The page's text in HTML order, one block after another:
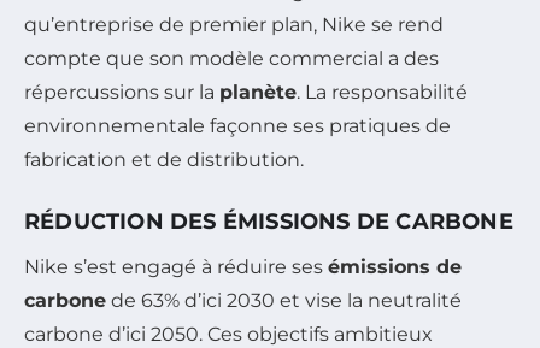
qu’entreprise de premier plan, Nike se rend
compte que son modèle commercial a des
répercussions sur la planète. La responsabilité
environnementale façonne ses pratiques de
fabrication et de distribution.
RÉDUCTION DES ÉMISSIONS DE CARBONE
Nike s’est engagé à réduire ses émissions de
carbone de 63% d’ici 2030 et vise la neutralité
carbone d’ici 2050. Ces objectifs ambitieux